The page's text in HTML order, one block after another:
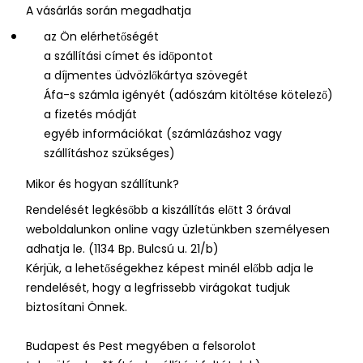
A vásárlás során megadhatja
az Ön elérhetőségét
a szállítási címet és időpontot
a díjmentes üdvözlőkártya szövegét
Áfa-s számla igényét (adószám kitöltése kötelező)
a fizetés módját
egyéb információkat (számlázáshoz vagy
szállításhoz szükséges)
Mikor és hogyan szállítunk?
Rendelését legkésőbb a kiszállítás előtt 3 órával
weboldalunkon online vagy üzletünkben személyesen
adhatja le. (1134 Bp. Bulcsú u. 21/b)
Kérjük, a lehetőségekhez képest minél előbb adja le
rendelését, hogy a legfrissebb virágokat tudjuk
biztosítani Önnek.
Budapest és Pest megyében a felsorolot